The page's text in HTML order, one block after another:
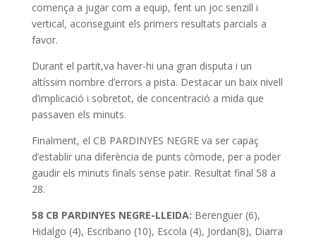
comença a jugar com a equip, fent un joc senzill i
vertical, aconseguint els primers resultats parcials a
favor.
Durant el partit,va haver-hi una gran disputa i un
altíssim nombre d’errors a pista. Destacar un baix nivell
d’implicació i sobretot, de concentració a mida que
passaven els minuts.
Finalment, el CB PARDINYES NEGRE va ser capaç
d’establir una diferència de punts còmode, per a poder
gaudir els minuts finals sense patir. Resultat final 58 a
28.
58 CB PARDINYES NEGRE-LLEIDA: Berenguer (6),
Hidalgo (4), Escribano (10), Escola (4), Jordan(8), Diarra